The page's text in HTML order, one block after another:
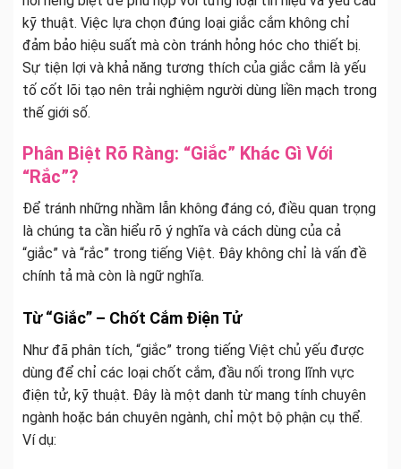
kỹ thuật. Việc lựa chọn đúng loại giắc cắm không chỉ
đảm bảo hiệu suất mà còn tránh hỏng hóc cho thiết bị.
Sự tiện lợi và khả năng tương thích của giắc cắm là yếu
tố cốt lõi tạo nên trải nghiệm người dùng liền mạch trong
thế giới số.
Phân Biệt Rõ Ràng: “Giắc” Khác Gì Với
“Rắc”?
Để tránh những nhầm lẫn không đáng có, điều quan trọng
là chúng ta cần hiểu rõ ý nghĩa và cách dùng của cả
“giắc” và “rắc” trong tiếng Việt. Đây không chỉ là vấn đề
chính tả mà còn là ngữ nghĩa.
Từ “Giắc” – Chốt Cắm Điện Tử
Như đã phân tích, “giắc” trong tiếng Việt chủ yếu được
dùng để chỉ các loại chốt cắm, đầu nối trong lĩnh vực
điện tử, kỹ thuật. Đây là một danh từ mang tính chuyên
ngành hoặc bán chuyên ngành, chỉ một bộ phận cụ thể.
Ví dụ: